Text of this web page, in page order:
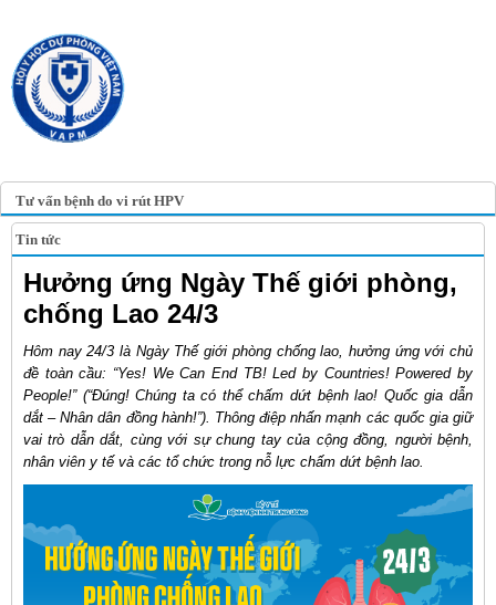
Tư vấn bệnh do vi rút HPV
Tin tức
Hưởng ứng Ngày Thế giới phòng,
chống Lao 24/3
Hôm nay 24/3 là Ngày Thế giới phòng chống lao, hưởng ứng với chủ
đề toàn cầu: “Yes! We Can End TB! Led by Countries! Powered by
People!” (“Đúng! Chúng ta có thể chấm dứt bệnh lao! Quốc gia dẫn
dắt – Nhân dân đồng hành!”). Thông điệp nhấn mạnh các quốc gia giữ
vai trò dẫn dắt, cùng với sự chung tay của cộng đồng, người bệnh,
nhân viên y tế và các tổ chức trong nỗ lực chấm dứt bệnh lao.